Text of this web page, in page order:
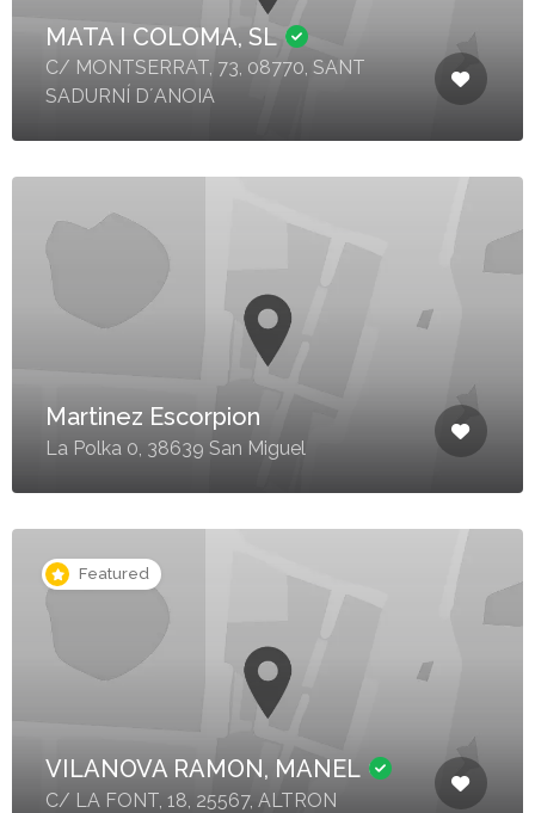
MATA I COLOMA, SL
C/ MONTSERRAT, 73, 08770, SANT
SADURNÍ D´ANOIA
Martinez Escorpion
La Polka 0, 38639 San Miguel
Featured
VILANOVA RAMON, MANEL
C/ LA FONT, 18, 25567, ALTRON